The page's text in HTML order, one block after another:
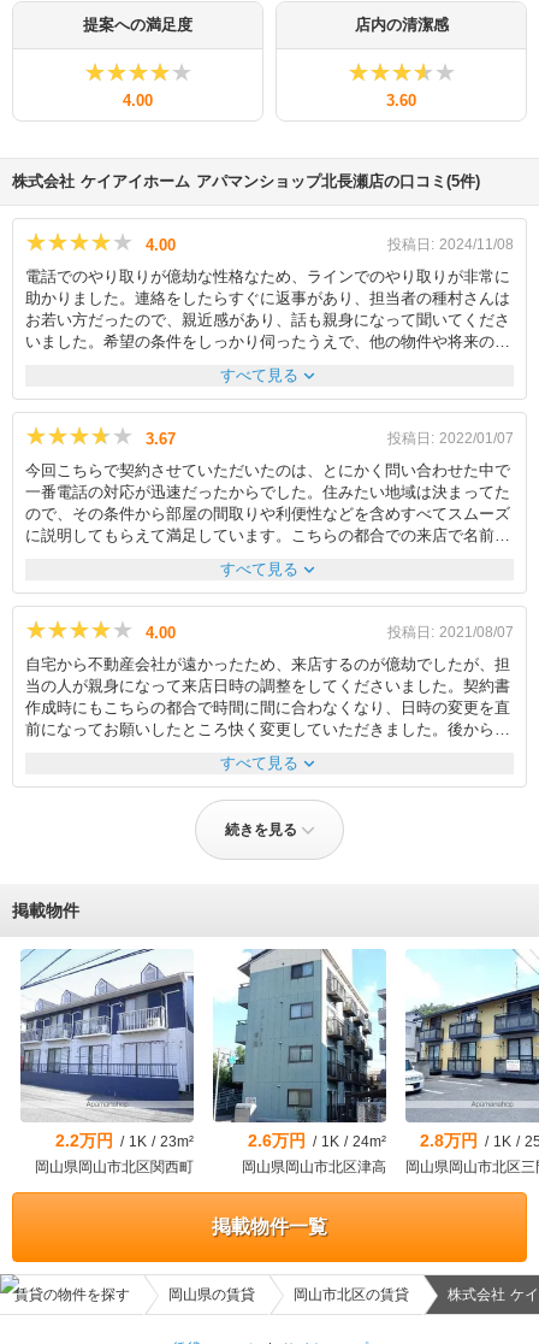
提案への満足度
★★★★★
★★★★★
4.00
店内の清潔感
★★★★★
★★★★★
3.60
株式会社 ケイアイホーム アパマンショップ北長瀬店の口コミ(5件)
★★★★★
★★★★★ 4.00 投稿日: 2024/11/08
電話でのやり取りが億劫な性格なため、ラインでのやり取りが非常に
助かりました。連絡をしたらすぐに返事があり、担当者の種村さんは
お若い方だったので、親近感があり、話も親身になって聞いてくださ
いました。希望の条件をしっかり伺ったうえで、他の物件や将来のこ
とを考えたうえでご提案をしてくださり、物件選びに慣れていなくて
も親切丁寧で助かりました。こちらの仕事の都合上、お返事が遅くな
で、こちらも予定が立てやすかったです。契約した日に特に気になる
事がなかったですが、後から出てきて質問した時、わからないことは
すぐに管理会社へ連絡してすぐにご連絡いただけたり、即座に対応し
てくださるところに感激しました。内寸の日は担当者とは別の方が対
応してくれました。肝心なメジャーを持っていくのを忘れてしまいま
したが、その方が持ってきてくださり非常に助かりました。お客様に
真摯に向き合って下さる対応、感謝します。
すべて見る expand_more
★★★★★
★★★★★ 3.67 投稿日: 2022/01/07
今回こちらで契約させていただいたのは、とにかく問い合わせた中で
一番電話の対応が迅速だったからでした。住みたい地域は決まってた
ので、その条件から部屋の間取りや利便性などを含めすべてスムーズ
に説明してもらえて満足しています。こちらの都合での来店で名前は
忘れたのですが、担当者が不在の時でもほかのスタッフとの連携がと
れていたと思います。またコロナ禍の中店舗内に消毒液やパーテーシ
に家具の配置場所をイメージし、設置場所の寸法を測りたいなと思っ
ているとメジャーを持ってきて、手伝って下さり大変助かりました。
私は虫が苦手なため、そのことを伝えると害虫駆除を入居前にできる
ことなどの説明もしてくれお願いすることができて助かりました。と
にかくすべてにおいて対応が早く、住む物件はもう決めていて、早く
入居したいと思っていたので、これだけ対応が早いとまた引っ越しな
どをする際にもお願いしたいと思いました。
すべて見る expand_more
★★★★★
★★★★★ 4.00 投稿日: 2021/08/07
自宅から不動産会社が遠かったため、来店するのが億劫でしたが、担
当の人が親身になって来店日時の調整をしてくださいました。契約書
作成時にもこちらの都合で時間に間に合わなくなり、日時の変更を直
前になってお願いしたところ快く変更していただきました。後から聞
けば岡山で一番来店人数の多い店舗だとか。多忙にもかかわらずよく
していただきました。部屋を内見させてもらった時には逆に遠いにも
間取り図のコピーまで用意していただきました。家具の配置や配線な
どイメージしやすく本当に助かりました。コロナ禍ということもあり
LINEでのやり取りがメインでしたが、便利かつスムーズに契約まで進
で答えていただきました。入居までの期間が長かったのですが、一連
の流れを用紙でいただいていたので入居までの計画が立てやすく余裕
をもって引っ越しができたと思います。
すべて見る expand_more
続きを見る
掲載物件
2.2万円 / 1K / 23m²
岡山県岡山市北区関西町
2.6万円 / 1K / 24m²
岡山県岡山市北区津高
2.8万円 / 1K /
岡山県岡山市北区
掲載物件一覧
賃貸の物件を探す 岡山県の賃貸 岡山市北区の賃貸 株式会社 ケ